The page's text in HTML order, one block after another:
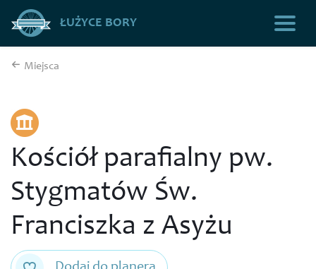
ŁUŻYCE BORY
Miejsca
Kościół parafialny pw.
Stygmatów Św.
Franciszka z Asyżu